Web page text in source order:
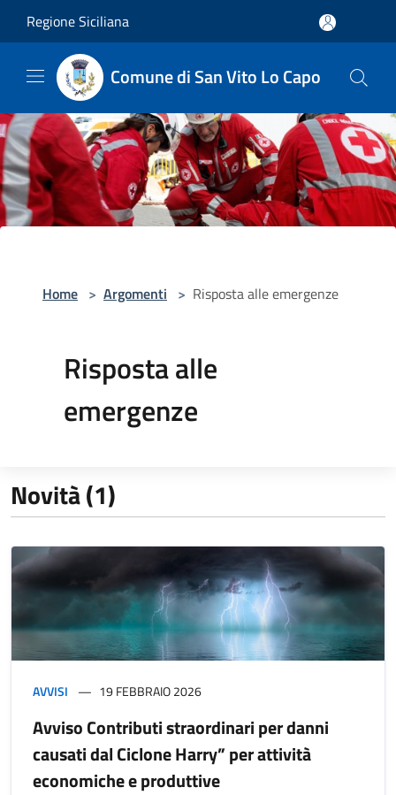
Regione Siciliana
Comune di San Vito Lo Capo
Home > Argomenti > Risposta alle emergenze
Risposta alle
emergenze
Novità (1)
AVVISI 19 FEBBRAIO 2026
Avviso Contributi straordinari per danni
causati dal Ciclone Harry” per attività
economiche e produttive